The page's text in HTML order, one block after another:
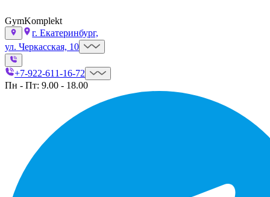
GymKomplekt
г. Екатеринбург,
ул. Черкасская, 10
+7-922-611-16-72
Пн - Пт: 9.00 - 18.00